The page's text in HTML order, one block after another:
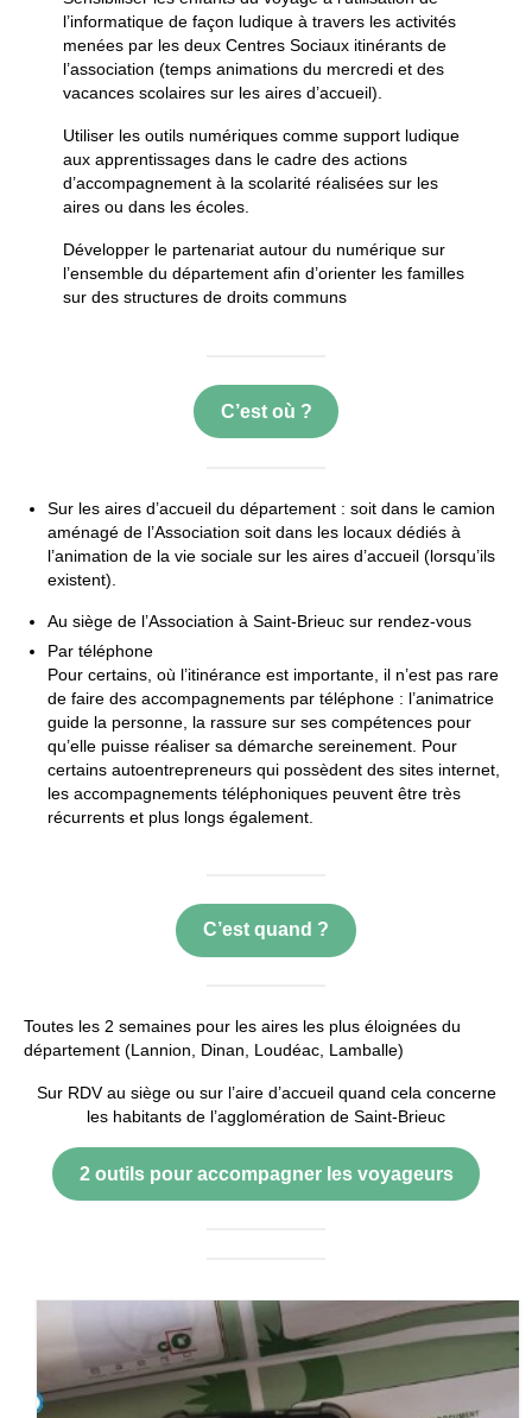
l’informatique de façon ludique à travers les activités
menées par les deux Centres Sociaux itinérants de
l’association (temps animations du mercredi et des
vacances scolaires sur les aires d’accueil).
Utiliser les outils numériques comme support ludique
aux apprentissages dans le cadre des actions
d’accompagnement à la scolarité réalisées sur les
aires ou dans les écoles.
Développer le partenariat autour du numérique sur
l’ensemble du département afin d’orienter les familles
sur des structures de droits communs
C’est où ?
Sur les aires d’accueil du département : soit dans le camion
aménagé de l’Association soit dans les locaux dédiés à
l’animation de la vie sociale sur les aires d’accueil (lorsqu’ils
existent).
Au siège de l’Association à Saint-Brieuc sur rendez-vous
Par téléphone
Pour certains, où l’itinérance est importante, il n’est pas rare
de faire des accompagnements par téléphone : l’animatrice
guide la personne, la rassure sur ses compétences pour
qu’elle puisse réaliser sa démarche sereinement. Pour
certains autoentrepreneurs qui possèdent des sites internet,
les accompagnements téléphoniques peuvent être très
récurrents et plus longs également.
C’est quand ?
Toutes les 2 semaines pour les aires les plus éloignées du
département (Lannion, Dinan, Loudéac, Lamballe)
Sur RDV au siège ou sur l’aire d’accueil quand cela concerne
les habitants de l’agglomération de Saint-Brieuc
2 outils pour accompagner les voyageurs